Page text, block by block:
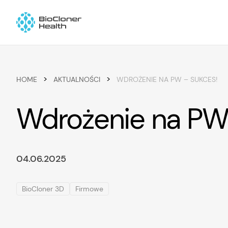
HOME > AKTUALNOŚCI > WDROŻENIE NA PW – SUKCES!
Wdrożenie na
04.06.2025
BioCloner 3D Firmowe